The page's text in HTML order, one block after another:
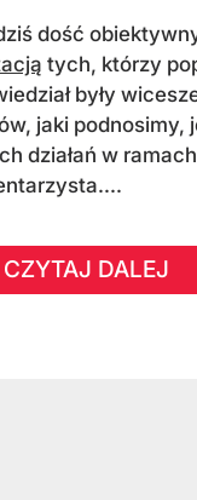
dość
tych, którzy
były
jaki podnosimy,
działań w
CZYTAJ DALEJ